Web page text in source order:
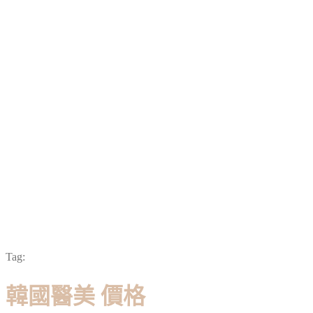
Tag:
韓國醫美 價格